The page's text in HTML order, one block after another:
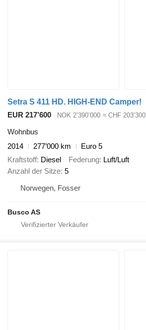
Setra S 411 HD. HIGH-END Camper!
EUR 217’600
NOK 2’390’000 ≈ CHF 203’300
Wohnbus
2014
277’000 km
Euro 5
Kraftstoff Diesel Federung Luft/Luft
Anzahl der Sitze 5
Norwegen, Fosser
Busco AS